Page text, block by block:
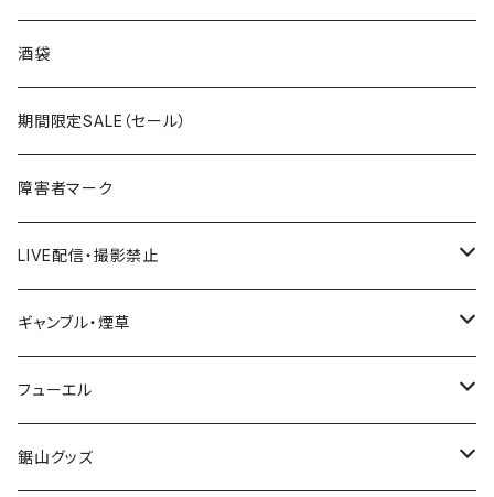
国道600～699号線
国道700～799号線
ROUTE600～699号線
ROUTE700～799号線
ROUTE 100～199号線
ROUTE 600～699号線
ROUTE 700～799号線
ROUTE 0～99号線
ROUTE 100～199号線
ROUTE 600～699号線
ROUTE 700～799号線
岩手県
宮城県
秋田県
Tシャツ
ステッカー
山形県
福島県
茨城県
栃木県
酒袋
期間限定SALE（セール）
障害者マーク
LIVE配信・撮影禁止
LIVE配信禁止
撮影禁止
ギャンブル・煙草
ホテルキーホルダー
たばこ・禁煙ステッカー
フューエル
ステッカー
鋸山グッズ